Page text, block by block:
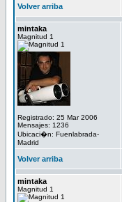
Volver arriba
mintaka
Magnitud 1
Registrado: 25 Mar 2006
Mensajes: 1236
Ubicaci�n: Fuenlabrada-
Madrid
Volver arriba
mintaka
Magnitud 1